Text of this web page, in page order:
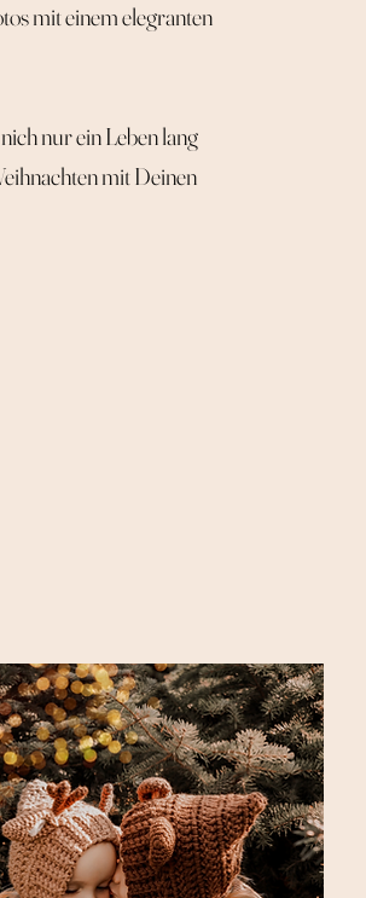
mit einem elegranten
nur ein Leben lang
mit Deinen